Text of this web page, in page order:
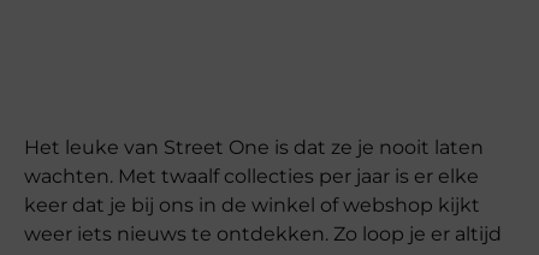
Het leuke van Street One is dat ze je nooit laten
wachten. Met twaalf collecties per jaar is er elke
keer dat je bij ons in de winkel of webshop kijkt
weer iets nieuws te ontdekken. Zo loop je er altijd